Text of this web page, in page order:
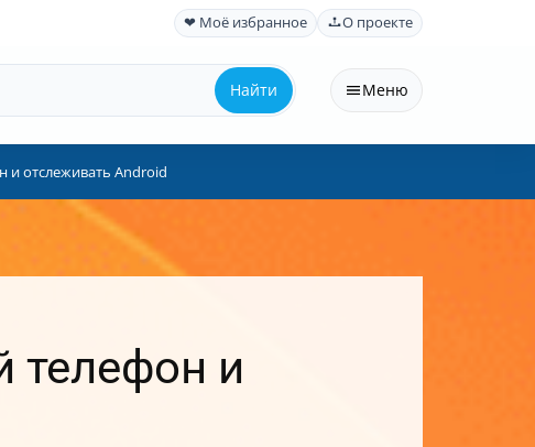
❤ Моё избранное О проекте
Найти Меню
и отслеживать Android
телефон и